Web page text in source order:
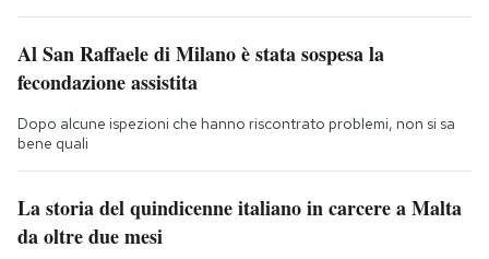
Al San Raffaele di Milano è stata sospesa la
fecondazione assistita
Dopo alcune ispezioni che hanno riscontrato problemi, non si sa
bene quali
La storia del quindicenne italiano in carcere a Malta
da oltre due mesi